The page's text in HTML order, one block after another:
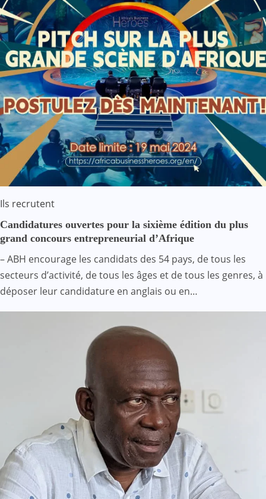
Ils recrutent
Candidatures ouvertes pour la sixième édition du plus
grand concours entrepreneurial d’Afrique
– ABH encourage les candidats des 54 pays, de tous les
secteurs d’activité, de tous les âges et de tous les genres, à
déposer leur candidature en anglais ou en…